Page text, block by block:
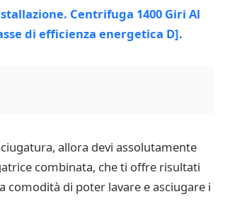
allora devi assolutamente
combinata, che ti offre risultati
comodità di poter lavare e asciugare i